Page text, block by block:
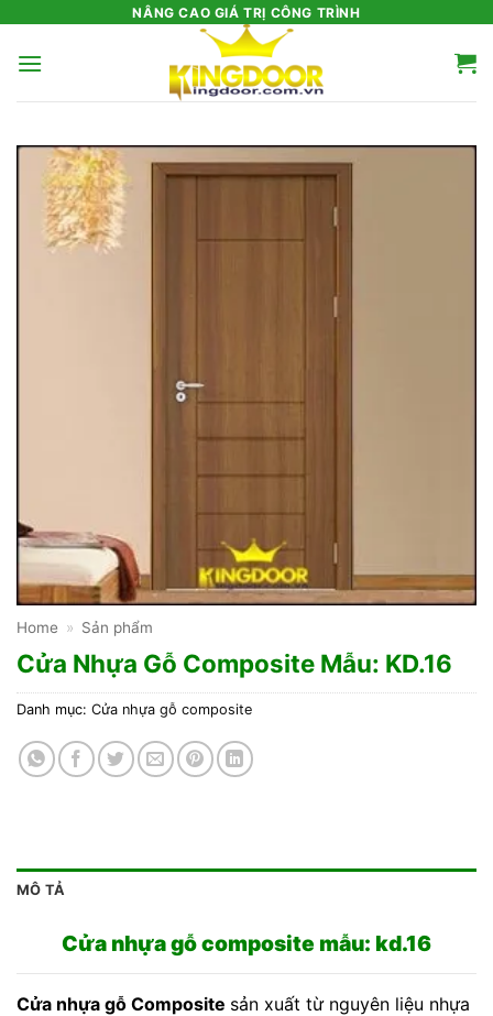
nội
NÂNG CAO GIÁ TRỊ CÔNG TRÌNH
Home » Sản phẩm
Cửa Nhựa Gỗ Composite Mẫu: KD.16
Danh mục: Cửa nhựa gỗ composite
MÔ TẢ
Cửa nhựa gỗ composite mẫu: kd.16
Cửa nhựa gỗ Composite sản xuất từ nguyên liệu nhựa